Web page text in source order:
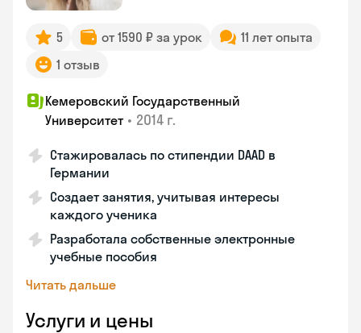
5 от 1590 ₽ за урок
11 лет опыта
1 отзыв
Кемеровский Государственный
Университет • 2014 г.
Стажировалась по стипендии DAAD в
Германии
Создает занятия, учитывая интересы
каждого ученика
Разработала собственные электронные
учебные пособия
Читать дальше
Услуги и цены